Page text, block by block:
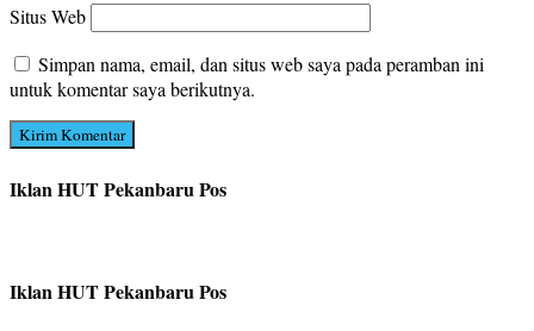
Situs Web
Simpan nama, email, dan situs web saya pada peramban ini
untuk komentar saya berikutnya.
Iklan HUT Pekanbaru Pos
Iklan HUT Pekanbaru Pos